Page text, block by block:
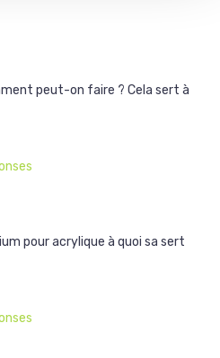
peut-on faire ? Cela sert à
pour acrylique à quoi sa sert